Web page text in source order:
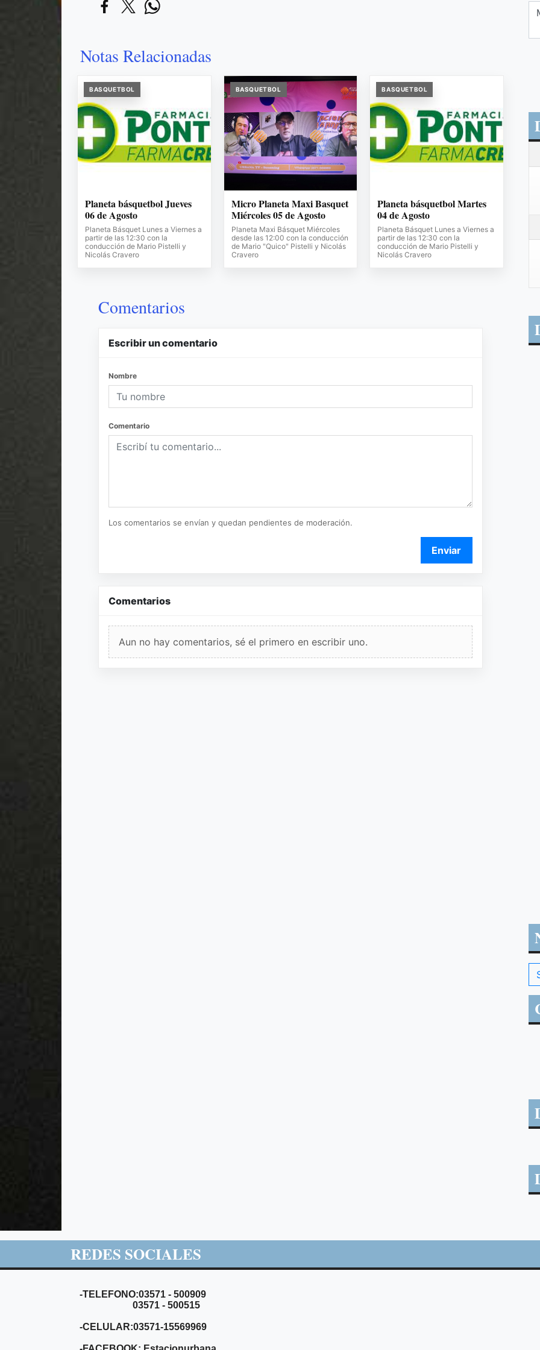
Notas Relacionadas
BASQUETBOL
Planeta básquetbol Jueves
06 de Agosto
Planeta Básquet Lunes a Viernes a
partir de las 12:30 con la
conducción de Mario Pistelli y
Nicolás Cravero
BASQUETBOL
Micro Planeta Maxi Basquet
Miércoles 05 de Agosto
Planeta Maxi Básquet Miércoles
desde las 12:00 con la conducción
de Mario "Quico" Pistelli y Nicolás
Cravero
BASQUETBOL
Planeta básquetbol Martes
04 de Agosto
Planeta Básquet Lunes a Viernes a
partir de las 12:30 con la
conducción de Mario Pistelli y
Nicolás Cravero
Comentarios
Escribir un comentario
Nombre
Comentario
Los comentarios se envían y quedan pendientes de moderación.
Enviar
Comentarios
Aun no hay comentarios, sé el primero en escribir uno.
REDES SOCIALES
-TELEFONO:03571 - 500909
03571 - 500515
-CELULAR:03571-15569969